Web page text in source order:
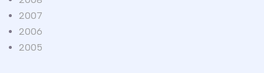
2007
2006
2005